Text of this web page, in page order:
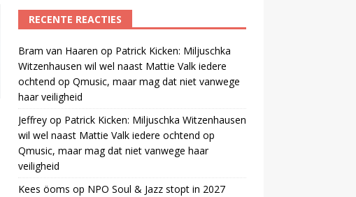
RECENTE REACTIES
Bram van Haaren op Patrick Kicken: Miljuschka
Witzenhausen wil wel naast Mattie Valk iedere
ochtend op Qmusic, maar mag dat niet vanwege
haar veiligheid
Jeffreyop Patrick Kicken: Miljuschka Witzenhausen
wil wel naast Mattie Valk iedere ochtend op
Qmusic, maar mag dat niet vanwege haar
veiligheid
Kees öoms op NPO Soul & Jazz stopt in 2027